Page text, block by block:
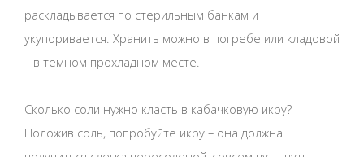
раскладывается по стерильным банкам и
укупоривается. Хранить можно в погребе или кладовой
– в темном прохладном месте.
Сколько соли нужно класть в кабачковую икру?
Положив соль, попробуйте икру – она должна